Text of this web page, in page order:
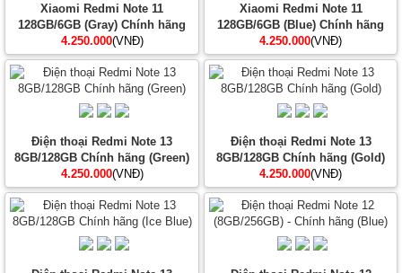
Xiaomi Redmi Note 11
128GB/6GB (Gray) Chính hãng
4.250.000(VNĐ)
Xiaomi Redmi Note 11
128GB/6GB (Blue) Chính hãng
4.250.000(VNĐ)
Điện thoại Redmi Note 13
8GB/128GB Chính hãng (Green)
4.250.000(VNĐ)
Điện thoại Redmi Note 13
8GB/128GB Chính hãng (Gold)
4.250.000(VNĐ)